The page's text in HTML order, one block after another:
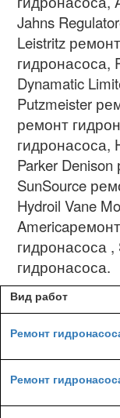
Jahns
Leistritz
гидронасоса,
Dynamatic
Putzmeister
ремонт
гидронасоса,
Parker Denison
SunSource
Hydroil Vane
America
гидронасоса ,
гидронасоса.
Вид работ
Ремонт
Ремонт